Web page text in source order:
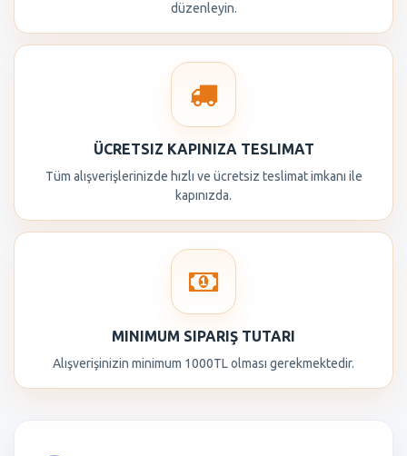
düzenleyin.
ÜCRETSIZ KAPINIZA TESLIMAT
Tüm alışverişlerinizde hızlı ve ücretsiz teslimat imkanı ile
kapınızda.
MINIMUM SIPARIŞ TUTARI
Alışverişinizin minimum 1000TL olması gerekmektedir.